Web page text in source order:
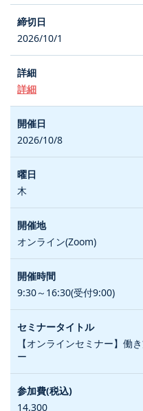
2026/10/1
詳細
2026/10/8
木
オンライン(Zoom)
9:30～16:30(受付9:00)
【オンラインセミナー】働
ー
14,300